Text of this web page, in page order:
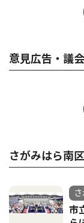
意見広告・議
さがみはら南
市